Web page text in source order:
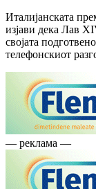
Италијанската
изјави дека Лав
својата
телефонскиот
— реклама —